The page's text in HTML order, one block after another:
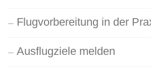
Flugvorbereitung in der
Ausflugziele melden